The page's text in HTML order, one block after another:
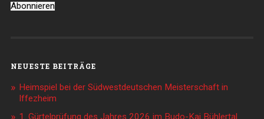
Abonnieren
NEUESTE BEITRÄGE
Heimspiel bei der Südwestdeutschen Meisterschaft in
Iffezheim
1. Gürtelprüfung des Jahres 2026 im Budo-Kai Bühlertal